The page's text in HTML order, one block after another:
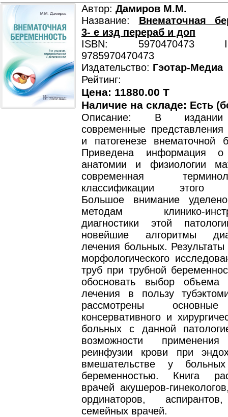
Автор: Дамиров М.М.
Название: Внематочная
3- е изд перераб и доп
ISBN: 5970470473
9785970470473
Издательство: Гэотар-Медиа
Рейтинг:
Цена: 11880.00 T
Наличие на складе: Есть
Описание: В издании
современные представления
и патогенезе внематочной
Приведена информация о
анатомии и физиологии
современная
классификации этого
Большое внимание
методам клинико-
диагностики этой
новейшие алгоритмы
лечения больных. Результаты
морфологического
труб при трубной
обосновать выбор объема
лечения в пользу
рассмотрены
консервативного и
больных с данной
возможности применения
реинфузии крови при
вмешательстве у
беременностью. Книга
врачей акушеров-
ординаторов,
семейных врачей.